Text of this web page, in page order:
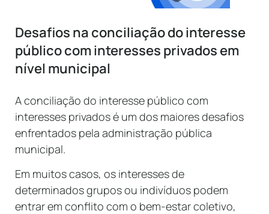
Desafios na conciliação do interesse
público com interesses privados em
nível municipal
A conciliação do interesse público com
interesses privados é um dos maiores desafios
enfrentados pela administração pública
municipal.
Em muitos casos, os interesses de
determinados grupos ou indivíduos podem
entrar em conflito com o bem-estar coletivo,